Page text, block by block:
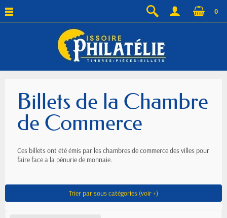
0
Billets de la Chambre
de Commerce
Ces billets ont été émis par les chambres de commerce des villes pour
faire face a la pénurie de monnaie.
Trier par sous catégories (voir +)